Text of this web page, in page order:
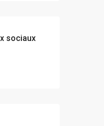
sociaux